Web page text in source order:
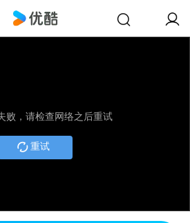
败，请检查网络之后重试
重试